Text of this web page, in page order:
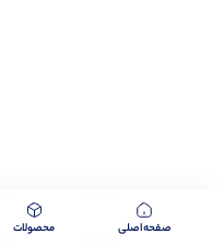
صفحه‌اصلی محصولات